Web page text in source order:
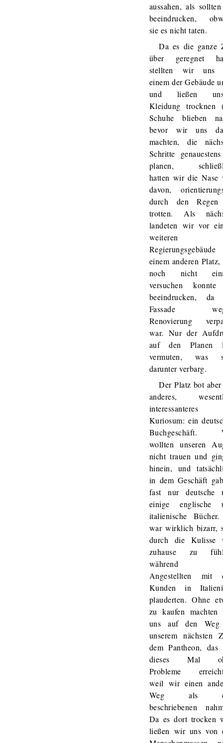
aussahen, als
beeindrucken,
sie es nicht taten.
Da es die ganze
über geregnet
stellten wir uns
einem der Gebäude
und ließen
Kleidung trocknen
Schuhe blieben
bevor wir uns
machten, die
Schritte
planen,
hatten wir die Nase
davon,
durch den
trotten. Als
landeten wir vor
weiteren
einem anderen Platz,
noch nicht
versuchen
beeindrucken, da
Fassade
Renovierung
war. Nur der
auf den Planen
vermuten, was
darunter verbarg.
Der Platz bot
anderes,
interessanteres
Kuriosum: ein
Buchgeschäft.
wollten unseren
nicht trauen und
hinein, und
in dem Geschäft
fast nur deutsche
einige englische
italienische
war wirklich bizarr,
durch die Kulisse
zuhause zu
während
Angestellten mit
Kunden in
plauderten. Ohne
zu kaufen
uns auf den
unserem nächsten
dem Pantheon,
dieses Mal
Probleme
weil wir einen
Weg als
beschriebenen
Da es dort trocken
ließen wir uns von